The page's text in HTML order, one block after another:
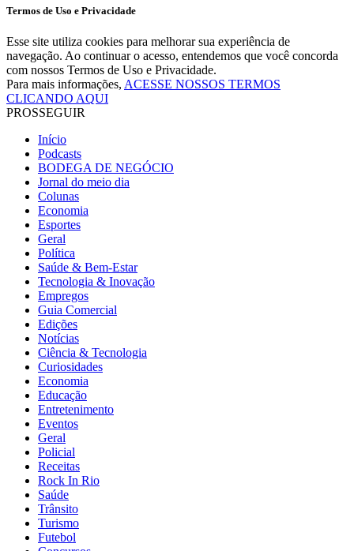
Termos de Uso e Privacidade
Esse site utiliza cookies para melhorar sua experiência de
navegação. Ao continuar o acesso, entendemos que você concorda
com nossos Termos de Uso e Privacidade.
Para mais informações, ACESSE NOSSOS TERMOS
CLICANDO AQUI
PROSSEGUIR
Início
Podcasts
BODEGA DE NEGÓCIO
Jornal do meio dia
Colunas
Economia
Esportes
Geral
Política
Saúde & Bem-Estar
Tecnologia & Inovação
Empregos
Guia Comercial
Edições
Notícias
Ciência & Tecnologia
Curiosidades
Economia
Educação
Entretenimento
Eventos
Geral
Policial
Receitas
Rock In Rio
Saúde
Trânsito
Turismo
Futebol